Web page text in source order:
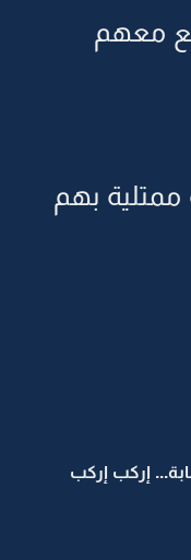
معهم
بهم
إركب إركب